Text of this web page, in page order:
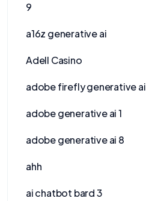
9
a16z generative ai
Adell Casino
adobe firefly generative ai
adobe generative ai 1
adobe generative ai 8
ahh
ai chatbot bard 3